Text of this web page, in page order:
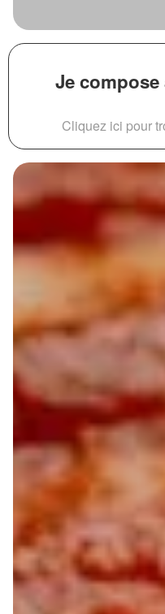
Je compose
Cliquez ici pour